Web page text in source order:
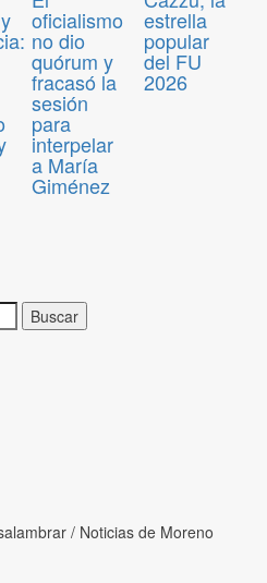
oficialismo
no dio
quórum y
fracasó la
sesión
para
interpelar
a María
Giménez
estrella
popular
del FU
2026
/ Noticias de Moreno